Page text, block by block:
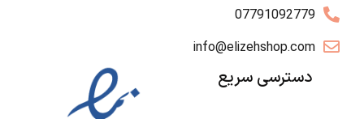
07791092779
info@elizehshop.com
دسترسی سریع